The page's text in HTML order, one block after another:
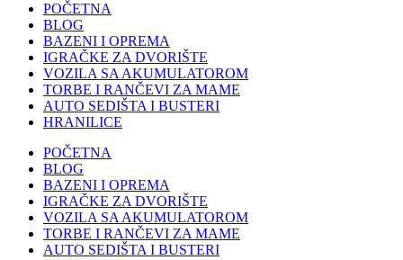
POČETNA
BLOG
BAZENI I OPREMA
IGRAČKE ZA DVORIŠTE
VOZILA SA AKUMULATOROM
TORBE I RANČEVI ZA MAME
AUTO SEDIŠTA I BUSTERI
HRANILICE
POČETNA
BLOG
BAZENI I OPREMA
IGRAČKE ZA DVORIŠTE
VOZILA SA AKUMULATOROM
TORBE I RANČEVI ZA MAME
AUTO SEDIŠTA I BUSTERI